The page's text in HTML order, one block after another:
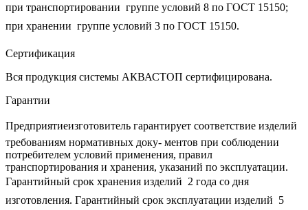
при транспортировании  группе условий 8 по ГОСТ 15150;
при хранении  группе условий 3 по ГОСТ 15150.
Сертификация
Вся продукция системы АКВАСТОП сертифицирована.
Гарантии
Предприятиеизготовитель гарантирует соответствие изделий
требованиям нормативных доку‐ ментов при соблюдении
потребителем условий применения, правил
транспортирования и хранения, указаний по эксплуатации.
Гарантийный срок хранения изделий  2 года со дня
изготовления. Гарантийный срок эксплуатации изделий  5